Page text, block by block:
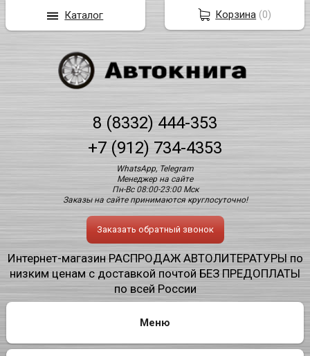
8 (8332) 444-353
+7 (912) 734-4353
WhatsApp, Telegram
Менеджер на сайте
Пн-Вс 08:00-23:00 Мск
Заказы на сайте принимаются круглосуточно!
Заказать обратный звонок
Интернет-магазин РАСПРОДАЖ АВТОЛИТЕРАТУРЫ по
низким ценам с доставкой почтой БЕЗ ПРЕДОПЛАТЫ
по всей России
Корзина (0)
Каталог